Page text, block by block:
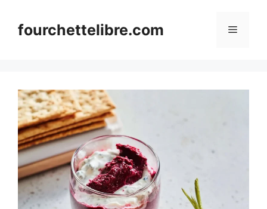
contentfourchettelibre.com Menu